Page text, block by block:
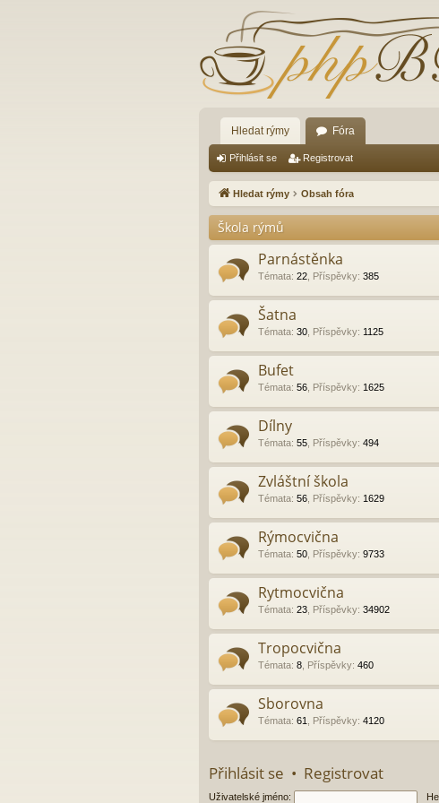
Hledat rýmy Fóra
Přihlásit se Registrovat
Hledat rýmy Obsah fóra
Škola rýmů
Parnástěnka
Témata: 22 Příspěvky: 385
Šatna
Témata: 30 Příspěvky: 1125
Bufet
Témata: 56 Příspěvky: 1625
Dílny
Témata: 55 Příspěvky: 494
Zvláštní škola
Témata: 56 Příspěvky: 1629
Rýmocvična
Témata: 50 Příspěvky: 9733
Rytmocvična
Témata: 23 Příspěvky: 34902
Tropocvična
Témata: 8 Příspěvky: 460
Sborovna
Témata: 61 Příspěvky: 4120
Přihlásit se • Registrovat
Uživatelské jméno: